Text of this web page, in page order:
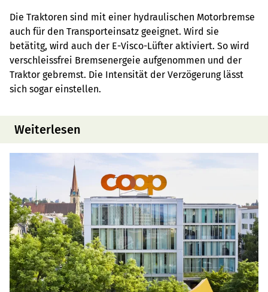
Die Traktoren sind mit einer hydraulischen Motorbremse
auch für den Transporteinsatz geeignet. Wird sie
betätitg, wird auch der E-Visco-Lüfter aktiviert. So wird
verschleissfrei Bremsenergeie aufgenommen und der
Traktor gebremst. Die Intensität der Verzögerung lässt
sich sogar einstellen.
Weiterlesen